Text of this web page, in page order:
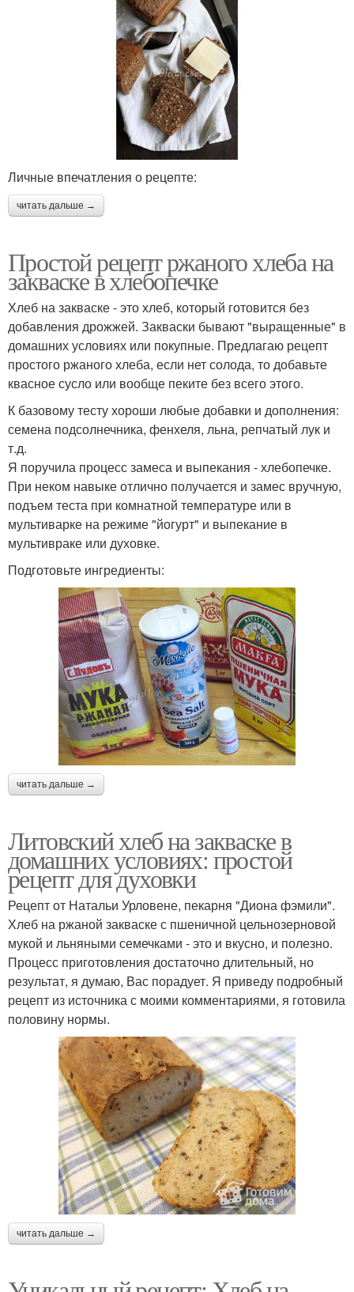
Личные впечатления о рецепте:
читать дальше →
Простой рецепт ржаного хлеба на
закваске в хлебопечке
Хлеб на закваске - это хлеб, который готовится без
добавления дрожжей. Закваски бывают "выращенные" в
домашних условиях или покупные. Предлагаю рецепт
простого ржаного хлеба, если нет солода, то добавьте
квасное сусло или вообще пеките без всего этого.
К базовому тесту хороши любые добавки и дополнения:
семена подсолнечника, фенхеля, льна, репчатый лук и
т.д.
Я поручила процесс замеса и выпекания - хлебопечке.
При неком навыке отлично получается и замес вручную,
подъем теста при комнатной температуре или в
мультиварке на режиме "йогурт" и выпекание в
мультивраке или духовке.
Подготовьте ингредиенты:
читать дальше →
Литовский хлеб на закваске в
домашних условиях: простой
рецепт для духовки
Рецепт от Натальи Урловене, пекарня "Диона фэмили".
Хлеб на ржаной закваске с пшеничной цельнозерновой
мукой и льняными семечками - это и вкусно, и полезно.
Процесс приготовления достаточно длительный, но
результат, я думаю, Вас порадует. Я приведу подробный
рецепт из источника с моими комментариями, я готовила
половину нормы.
читать дальше →